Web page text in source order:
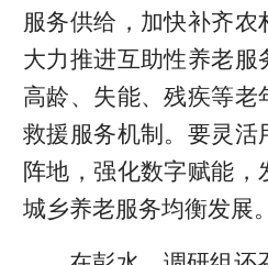
服务供给，加快补齐
大力推进互助性养老服
高龄、失能、残疾等老
救援服务机制。要灵活
阵地，强化数字赋能，
城乡养老服务均衡发展。